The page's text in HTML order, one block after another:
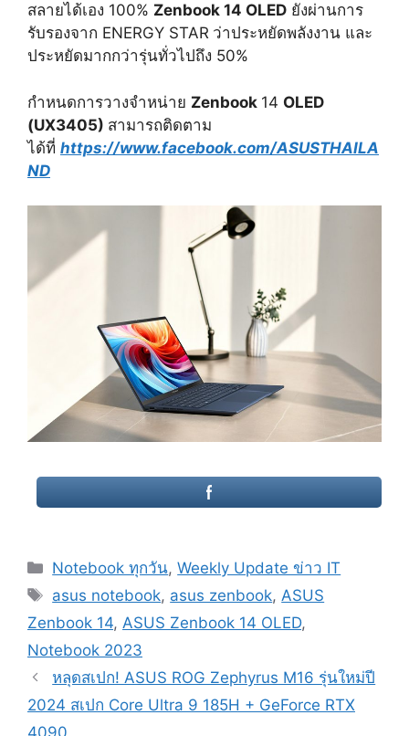
สลายได้เอง 100% Zenbook 14 OLED ยังผ่านการ
รับรองจาก ENERGY STAR ว่าประหยัดพลังงาน และ
ประหยัดมากกว่ารุ่นทั่วไปถึง 50%
กำหนดการวางจำหน่าย Zenbook 14 OLED
(UX3405) สามารถติดตาม
ได้ที่ https://www.facebook.com/ASUSTHAILA
ND
Categories
Notebook ทุกวัน,Weekly Update ข่าว IT
Tags
asus notebook, asus zenbook, ASUS
Zenbook 14, ASUS Zenbook 14 OLED,
Notebook 2023
Post
navigation
หลุดสเปก! ASUS ROG Zephyrus M16 รุ่นใหม่ปี
2024 สเปก Core Ultra 9 185H + GeForce RTX
4090